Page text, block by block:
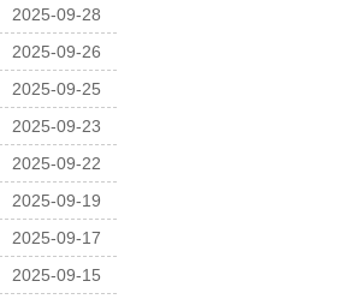
2025-09-28
2025-09-26
2025-09-25
2025-09-23
2025-09-22
2025-09-19
2025-09-17
2025-09-15